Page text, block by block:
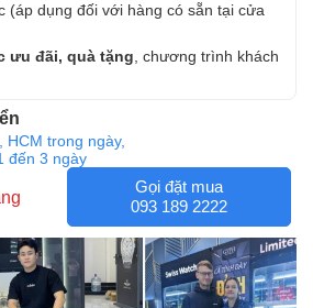
(áp dụng đối với hàng có sẵn tại cửa
ưu đãi, quà tặng , chương trình khách
trong ngày,
đến 3 ngày
Gọi đặt mua
093 189 2222